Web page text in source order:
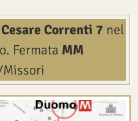
Correnti 7 nel
Fermata MM